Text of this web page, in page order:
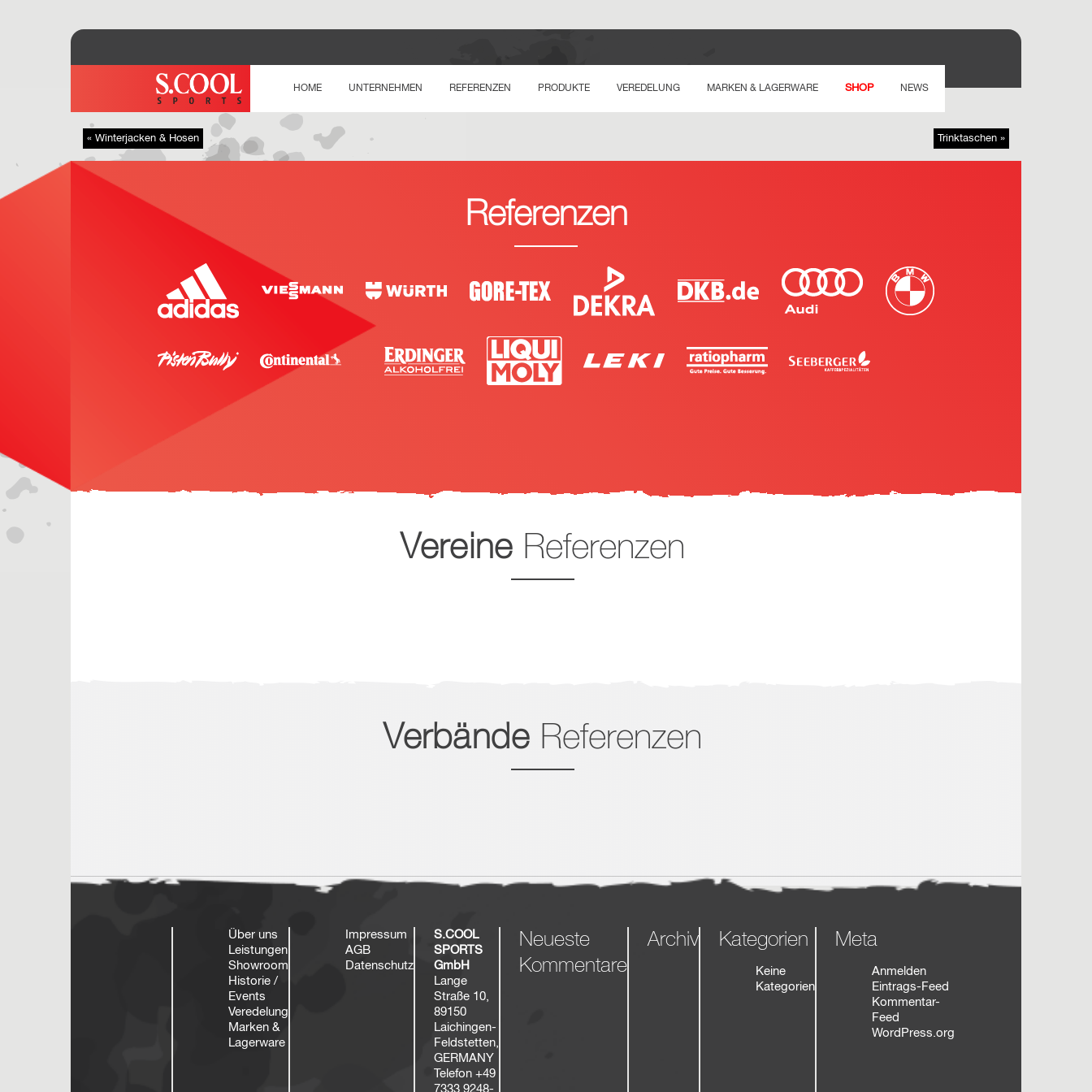
HOME UNTERNEHMEN REFERENZEN PRODUKTE VEREDELUNG MARKEN & LAGERWARE SHOP NEWS
Trinktaschen »
« Winterjacken & Hosen
Referenzen
Vereine Referenzen
Verbände Referenzen
Über uns
Leistungen
Showroom
Historie /
Events
Veredelung
Marken &
Lagerware
Impressum
AGB
Datenschutz
S.COOL
SPORTS
GmbH
Lange
Straße 10,
89150
Laichingen-
Feldstetten,
GERMANY
Telefon +49
7333 9248-
Neueste
Kommentare
Archiv Kategorien
Keine
Kategorien
Meta
Anmelden
Eintrags-Feed
Kommentar-
Feed
WordPress.org